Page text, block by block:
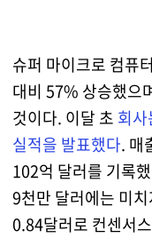
슈퍼 마이크로 컴퓨
대비 57% 상승했으
것이다. 이달 초 회
실적을 발표했다. 매
102억 달러를 기록
9천만 달러에는 미
0.84달러로 컨센서